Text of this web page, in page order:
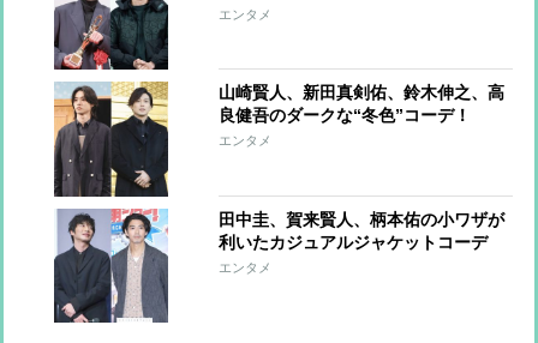
プルカラーコーデ
エンタメ
山崎賢人、新田真剣佑、鈴木伸之、高
良健吾のダークな“冬色”コーデ！
エンタメ
田中圭、賀来賢人、柄本佑の小ワザが
利いたカジュアルジャケットコーデ
【ファッションチェック】
エンタメ